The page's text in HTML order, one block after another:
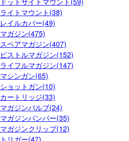
ライトマウント(38)
レイルカバー(49)
マガジン(475)
スペアマガジン(407)
ピストルマガジン(152)
ライフルマガジン(147)
マシンガン(65)
ショットガン(10)
カートリッジ(33)
マガジンバルブ(24)
マガジンバンパー(35)
マガジンクリップ(12)
トリガー(47)